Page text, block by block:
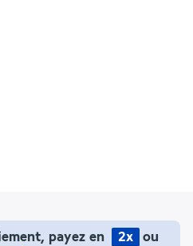
payez en 2x
ou